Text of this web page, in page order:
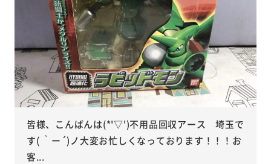
皆様、こんばんは(*'▽')不用品回収アース 埼玉で
す( ｀ー´)ノ大変お忙しくなっております！！！お
客...